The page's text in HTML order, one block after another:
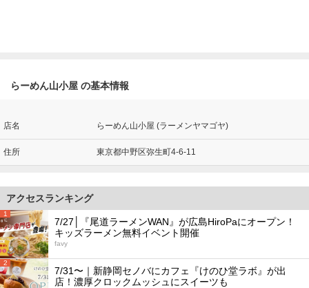
らーめん山小屋 の基本情報
店名 らーめん山小屋 (ラーメンヤマゴヤ)
住所 東京都中野区弥生町4-6-11
アクセスランキング
1
7/27│『尾道ラーメンWAN』が広島HiroPaにオープン！
キッズラーメン無料イベント開催
favy
2
7/31〜｜新静岡セノバにカフェ『けのひ堂ラボ』が出
店！濃厚クロックムッシュにスイーツも